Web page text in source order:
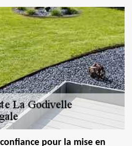
pour la mise en